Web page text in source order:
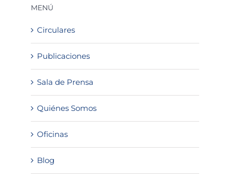
MENÚ
Circulares
Publicaciones
Sala de Prensa
Quiénes Somos
Oficinas
Blog